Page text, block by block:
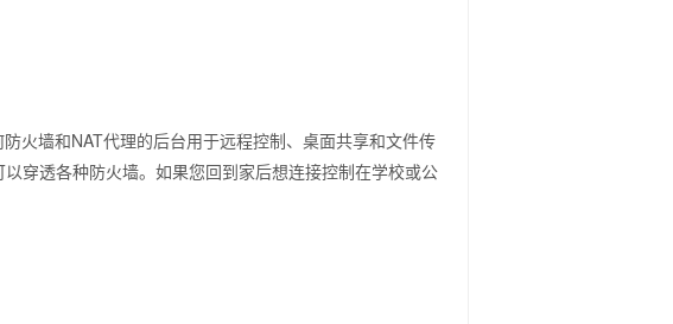
墙和NAT代理的后台用于远程控制、桌面共享和文件传
穿透各种防火墙。如果您回到家后想连接控制在学校或公